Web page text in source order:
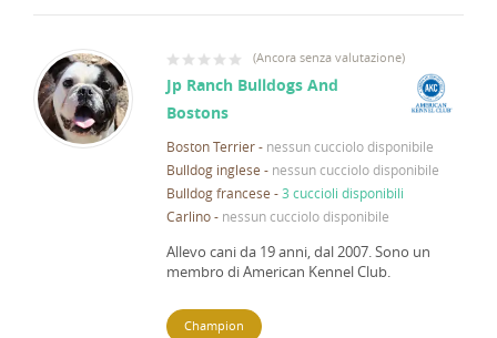
(Ancora senza valutazione)
Jp Ranch Bulldogs And
Bostons
Boston Terrier- nessun cucciolo disponibile
Bulldog inglese - nessun cucciolo disponibile
Bulldog francese -3 cuccioli disponibili
Carlino- nessun cucciolo disponibile
Allevo cani da 19 anni, dal 2007.Sono un
membro di American Kennel Club.
Champion